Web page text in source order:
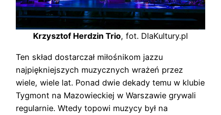
Krzysztof Herdzin Trio, fot. DlaKultury.pl
Ten skład dostarczał miłośnikom jazzu
najpiękniejszych muzycznych wrażeń przez
wiele, wiele lat. Ponad dwie dekady temu w klubie
Tygmont na Mazowieckiej w Warszawie grywali
regularnie. Wtedy topowi muzycy był na